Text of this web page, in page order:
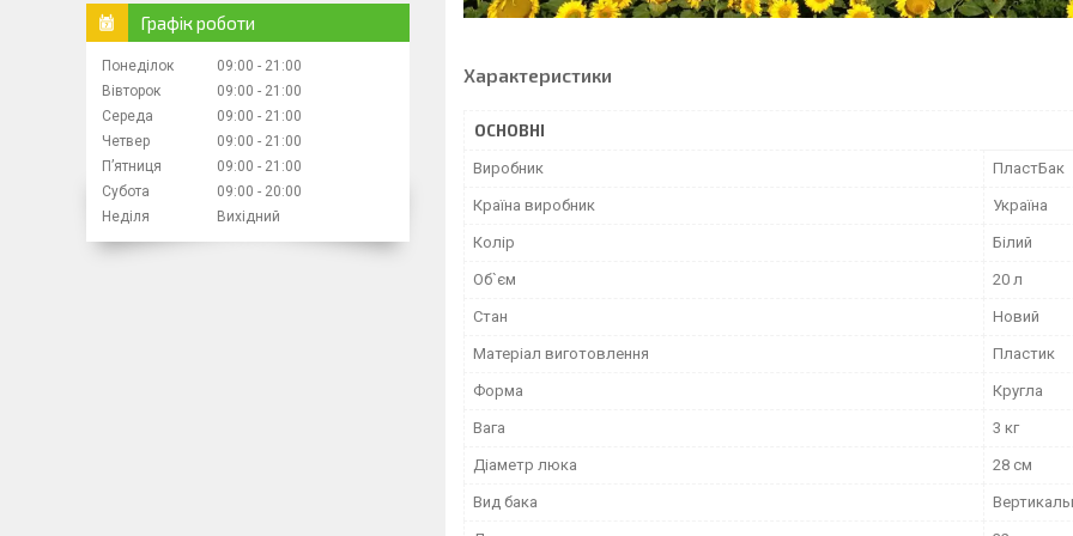
Характеристики
ОСНОВНІ
Виробник ПластБак
Країна виробник Україна
Колір Білий
Об`єм 20 л
Стан Новий
Матеріал виготовлення Пластик
Форма Кругла
Вага 3 кг
Діаметр люка 28 см
Вид бака
Графік роботи
Понеділок 09:00
21:00
Вівторок
09:00
21:00
Середа
09:00
21:00
Четвер
09:00
21:00
Пʼятниця
09:00
21:00
Субота
09:00
20:00
Неділя
Вихідний